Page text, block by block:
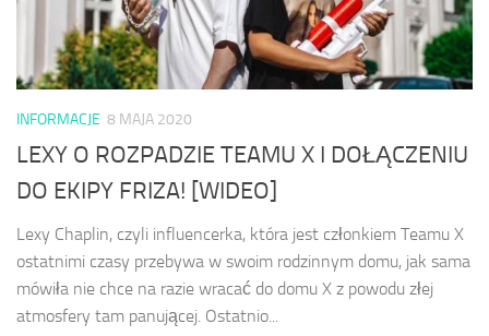
INFORMACJE 8 MAJA 2020
LEXY O ROZPADZIE TEAMU X I DOŁĄCZENIU
DO EKIPY FRIZA! [WIDEO]
Lexy Chaplin, czyli influencerka, która jest członkiem Teamu X
ostatnimi czasy przebywa w swoim rodzinnym domu, jak sama
mówiła nie chce na razie wracać do domu X z powodu złej
atmosfery tam panującej. Ostatnio...